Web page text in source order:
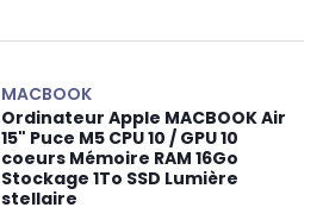
MACBOOK
Ordinateur Apple MACBOOK Air
15" Puce M5 CPU 10 / GPU 10
coeurs Mémoire RAM 16Go
Stockage 1To SSD Lumière
stellaire